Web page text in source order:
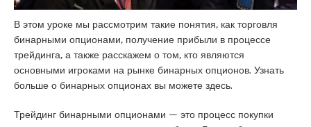
В этом уроке мы рассмотрим такие понятия, как торговля
бинарными опционами, получение прибыли в процессе
трейдинга, а также расскажем о том, кто являются
основными игроками на рынке бинарных опционов. Узнать
больше о бинарных опционах вы можете здесь.
Трейдинг бинарными опционами — это процесс покупки